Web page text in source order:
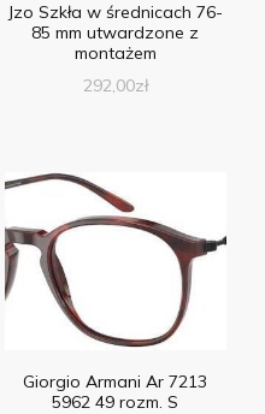
Jzo Szkła w średnicach 76-
85 mm utwardzone z
montażem
292,00zł
Giorgio Armani Ar 7213
5962 49 rozm. S